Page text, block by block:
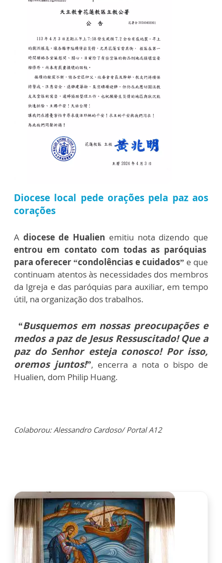
Diocese local pede orações pela paz aos
corações
A diocese de Hualien emitiu nota dizendo que
entrou em contato com todas as paróquias
para oferecer “condolências e cuidados” e que
continuam atentos às necessidades dos membros
da Igreja e das paróquias para auxiliar, em tempo
útil, na organização dos trabalhos.
“Busquemos em nossas preocupações e
medos a paz de Jesus Ressuscitado! Que a
paz do Senhor esteja conosco! Por isso,
oremos juntos!”, encerra a nota o bispo de
Hualien, dom Philip Huang.
Colaborou: Alessandro Cardoso/ Portal A12